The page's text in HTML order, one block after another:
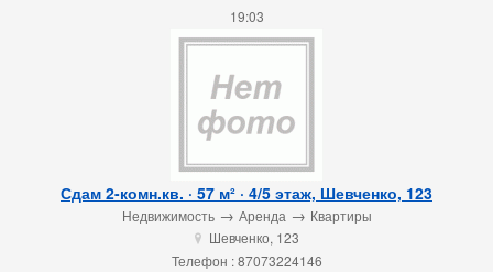
19:03
Сдам 2-комн.кв. · 57 м² · 4/5 этаж, Шевченко, 123
Недвижимость→ Аренда→ Квартиры
u
Шевченко, 123
Телефон : 87073224146